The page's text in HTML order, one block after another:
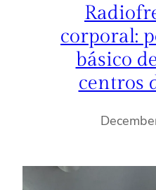
corporal:
básico
centros